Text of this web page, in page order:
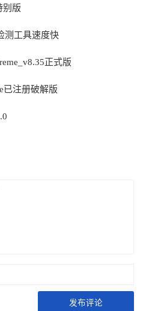
别版
测工具速度快
正式版
已注册破解版
发布评论